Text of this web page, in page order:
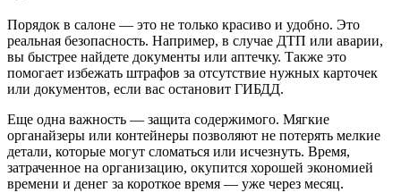
Порядок в салоне — это не только красиво и удобно. Это
реальная безопасность. Например, в случае ДТП или аварии,
вы быстрее найдете документы или аптечку. Также это
помогает избежать штрафов за отсутствие нужных карточек
или документов, если вас остановит ГИБДД.
Еще одна важность — защита содержимого. Мягкие
органайзеры или контейнеры позволяют не потерять мелкие
детали, которые могут сломаться или исчезнуть. Время,
затраченное на организацию, окупится хорошей экономией
времени и денег за короткое время — уже через месяц.